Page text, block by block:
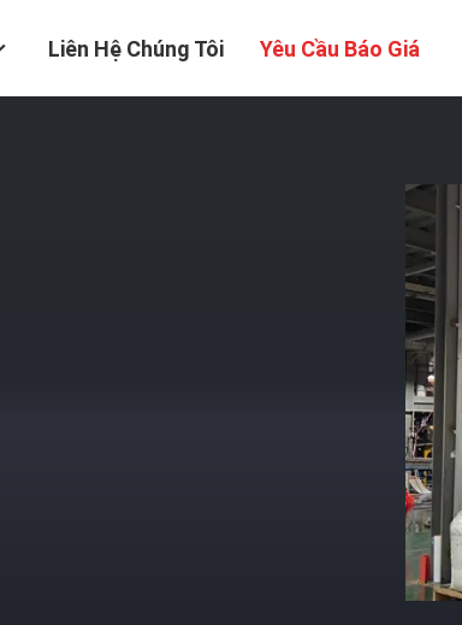
Liên Hệ Chúng Tôi Yêu Cầu Báo Giá